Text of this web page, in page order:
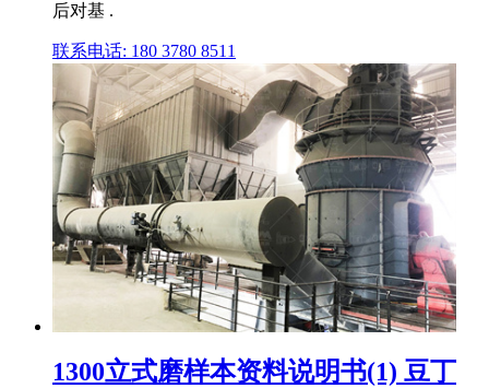
后对基 .
联系电话: 180 3780 8511
1300立式磨样本资料说明书(1) 豆丁